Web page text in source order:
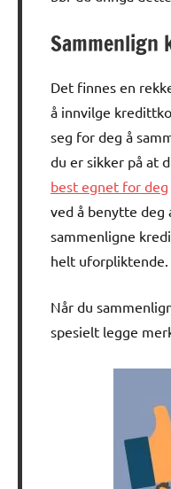
Sammenlign
Det finnes en
å innvilge
seg for deg å
du er sikker på at
best egnet for deg
ved å benytte deg
sammenligne
helt uforpliktende.
Når du
spesielt legge